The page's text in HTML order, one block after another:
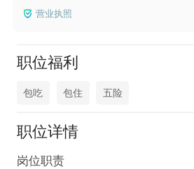
营业执照
职位福利
包吃 包住 五险
职位详情
岗位职责